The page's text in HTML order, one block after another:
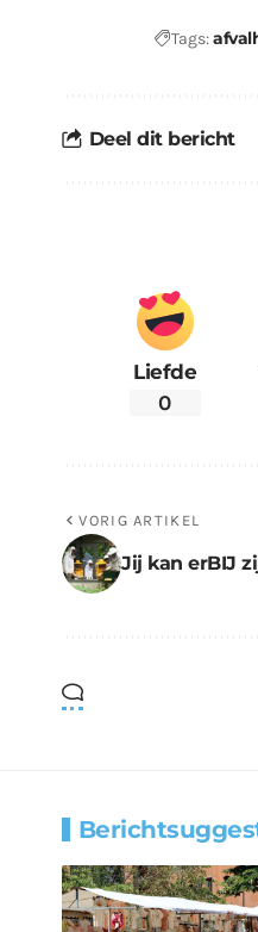
Tags:
Deel dit bericht
Liefde
0
VORIG ARTIKEL
Jij kan erBIJ